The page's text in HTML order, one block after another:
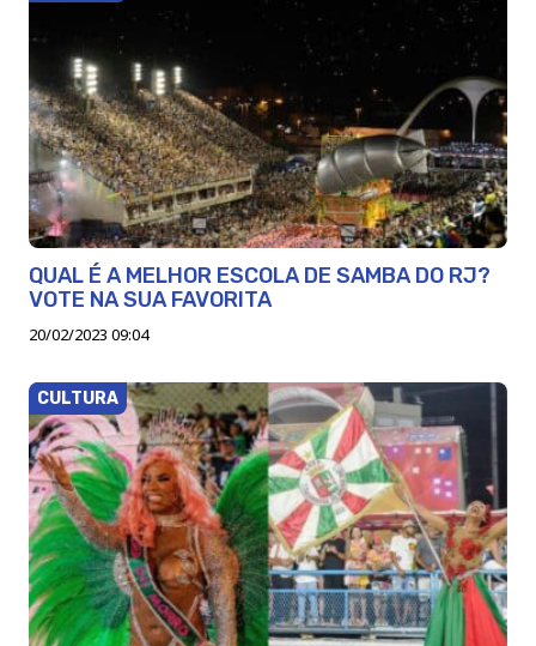
QUAL É A MELHOR ESCOLA DE SAMBA DO RJ?
VOTE NA SUA FAVORITA
20/02/2023 09:04
CULTURA